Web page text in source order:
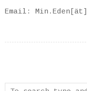
Email: